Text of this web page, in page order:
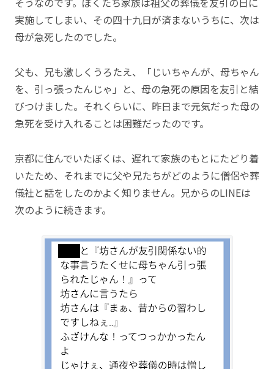
実施してしまい、その四十九日が済まないうちに、次は
母が急死したのでした。
父も、兄も激しくうろたえ、「じいちゃんが、母ちゃん
を、引っ張ったんじゃ」と、母の急死の原因を友引と結
びつけました。それくらいに、昨日まで元気だった母の
急死を受け入れることは困難だったのです。
京都に住んでいたぼくは、遅れて家族のもとにたどり着
いたため、それまでに父や兄たちがどのように僧侶や葬
儀社と話をしたのかよく知りません。兄からのLINEは
次のように続きます。